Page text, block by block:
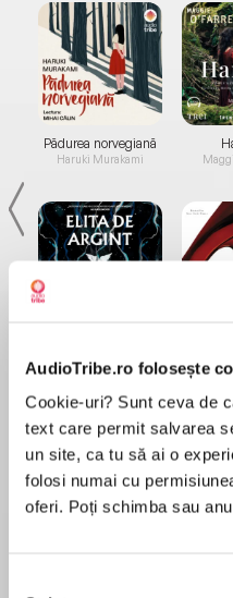
AudioTribe.ro folosește
Cookie-uri? Sunt ceva de
text care permit salvarea
un site, ca tu să ai o
folosi numai cu
oferi. Poți schimba sau
Pădurea norvegiană
Haruki Murakami
de...
Dani Francis
Desprecarte
Otter—the